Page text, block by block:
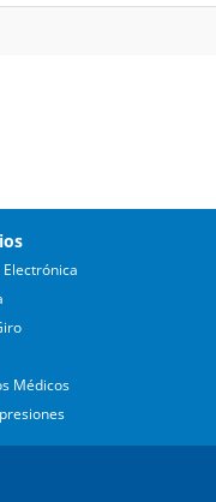
Electrónica
Médicos